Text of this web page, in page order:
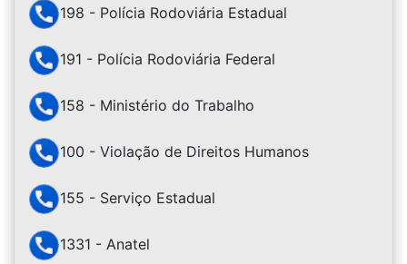
198 - Polícia Rodoviária Estadual
191 - Polícia Rodoviária Federal
158 - Ministério do Trabalho
100 - Violação de Direitos Humanos
155 - Serviço Estadual
1331 - Anatel